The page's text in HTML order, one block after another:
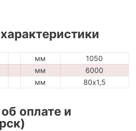
мм
1050
мм
6000
мм 80х1,5
оплате и